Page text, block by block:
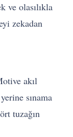
ve olasılıkla
zekadan
akıl
sınama
tuzağın